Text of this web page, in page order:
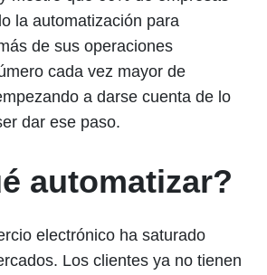
la automatización para
de sus operaciones
cada vez mayor de
a darse cuenta de lo
dar ese paso.
automatizar?
electrónico ha saturado
Los clientes ya no tienen